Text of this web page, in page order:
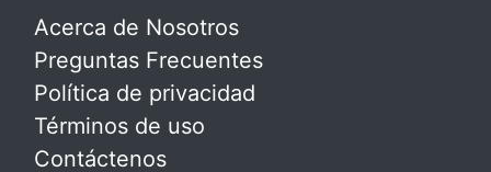
Acerca de Nosotros
Preguntas Frecuentes
Política de privacidad
Términos de uso
Contáctenos